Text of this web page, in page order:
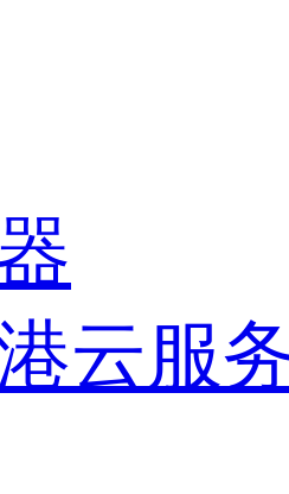
云服